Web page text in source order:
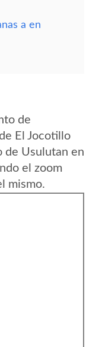
a en
de
El Jocotillo
de Usulutan en
el zoom
mismo.